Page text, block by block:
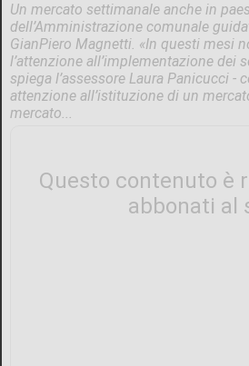
Un mercato settimanale anche in
dell’Amministrazione comunale
GianPiero Magnetti. «In questi mesi
l’attenzione all’implementazione dei
spiega l’assessore Laura Panicucci -
attenzione all’istituzione di un
mercato...
Questo contenuto è
abbonati al